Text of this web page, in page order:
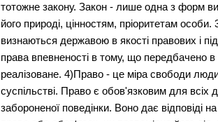
тотожне закону. Закон - лише одна з форм
його природі, цінностям, пріоритетам
визнаються державою в якості правових і
права впевненості в тому, що передбачено
реалізоване. 4)Право - це міра свободи
суспільстві. Право є обов'язковим для всіх
забороненої поведінки. Воно дає відповіді